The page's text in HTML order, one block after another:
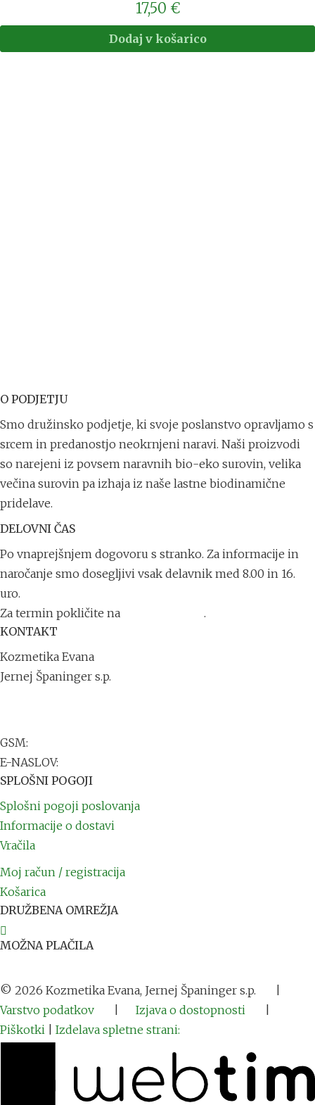
17,50 €
Dodaj v košarico
O PODJETJU
Smo družinsko podjetje, ki svoje poslanstvo opravljamo s
srcem in predanostjo neokrnjeni naravi. Naši proizvodi
so narejeni iz povsem naravnih bio-eko surovin, velika
večina surovin pa izhaja iz naše lastne biodinamične
pridelave.
DELOVNI ČAS
Po vnaprejšnjem dogovoru s stranko. Za informacije in
naročanje smo dosegljivi vsak delavnik med 8.00 in 16.
uro.
Za termin pokličite na
.
KONTAKT
Kozmetika Evana
Jernej Španinger s.p.
GSM:
E-NASLOV:
SPLOŠNI POGOJI
Splošni pogoji poslovanja
Informacije o dostavi
Vračila
Moj račun / registracija
Košarica
DRUŽBENA OMREŽJA
MOŽNA PLAČILA
© 2026 Kozmetika Evana, Jernej Španinger s.p.
Varstvo podatkov
Izjava o dostopnosti
Piškotki
Izdelava spletne strani: